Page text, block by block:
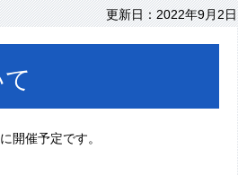
更新日：2022年9月2日
開催予定です。